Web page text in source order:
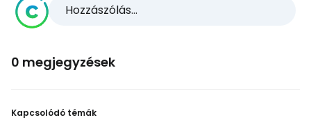
Hozzászólás...
0 megjegyzések
Kapcsolódó témák